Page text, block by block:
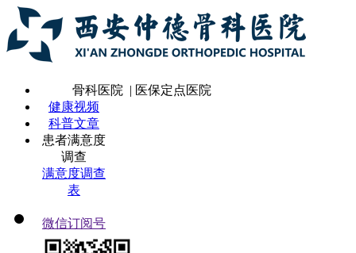
骨科医院 | 医保定点医院
健康视频
科普文章
患者满意度
调查
满意度调查
表
微信订阅号